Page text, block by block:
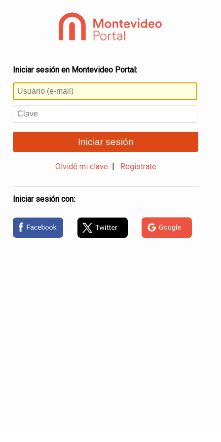
Iniciar sesión en Montevideo Portal:
Iniciar sesión
Olvidé mi clave Registrate
Iniciar sesión con: